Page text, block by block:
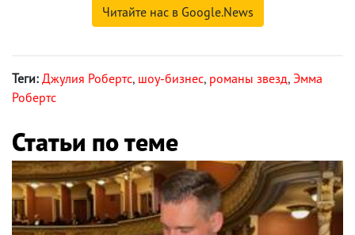
Читайте нас в Google.News
Теги: Джулия Робертс, шоу-бизнес, романы звезд, Эмма
Робертс
Статьи по теме